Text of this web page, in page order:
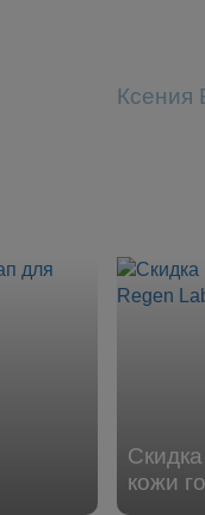
Ксения
кожи